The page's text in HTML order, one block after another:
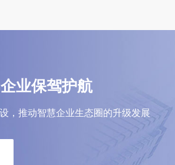
业保驾护航
，推动智慧企业生态圈的升级发展